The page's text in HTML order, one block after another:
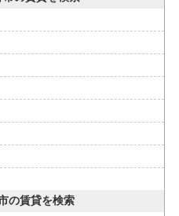
の賃貸を検索